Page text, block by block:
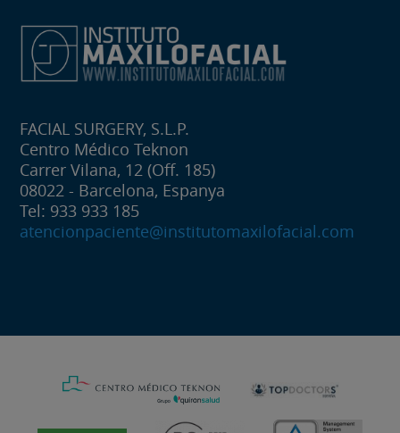
FACIAL SURGERY, S.L.P.
Centro Médico Teknon
Carrer Vilana, 12 (Off. 185)
08022 - Barcelona, Espanya
Tel: 933 933 185
atencionpaciente@institutomaxilofacial.com